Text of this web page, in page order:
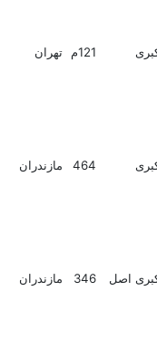
121م تهران تهران
464 مازندران نور
346 مازندران نور